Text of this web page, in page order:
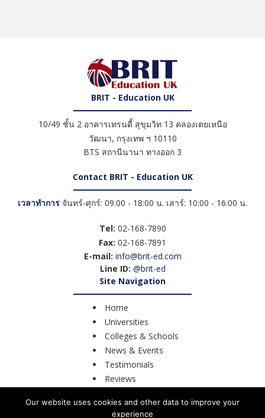
BRIT - Education UK
10/49 ชั้น 2 อาคารเทรนดี้ สุขุมวิท 13 คลองเตยเหนือ
วัฒนา, กรุงเทพ ฯ 10110
BTS สถานีนานา ทางออก 3
Contact BRIT - Education UK
เวลาทำการ จันทร์-ศุกร์: 09:00 - 18:00 น. เสาร์: 10:00 - 16:00 น.
Tel: 02-168-7890
Fax: 02-168-7891
E-mail: info@brit-ed.com
Line ID: @brit-ed
Site Navigation
Home
Universities
Colleges & Schools
News & Events
Testimonials
Reviews
Contact Us
Our website uses cookies and other data to improve your
experience